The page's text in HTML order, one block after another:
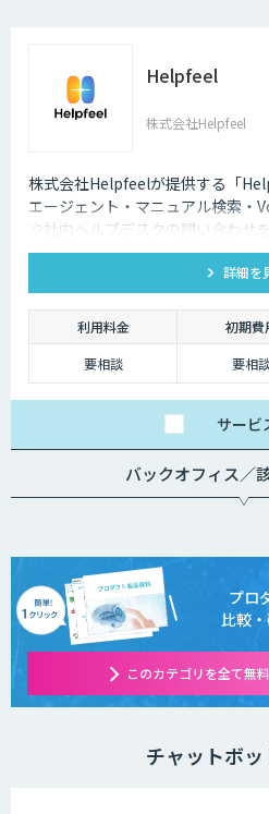
Helpfeel
株式会社Helpfeel
株式会社Helpfeelが提供する「
エージェント・マニュアル検索・
や社内ヘルプデスクの問い合わせ
テムです。特許技術と手厚い伴走
詳細を
利用料金 初期費
要相談
要相
サービ
バックオフィス
プロ
比較
このカテゴリを全て無
チャットボ